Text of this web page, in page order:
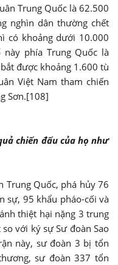
Trung Quốc là 62.500
nghìn dân thường chết
có khoảng dưới 10.000
phía Trung Quốc là
được khoảng 1.600 tù
Việt Nam tham chiến
Sơn.[108]
chiến đấu của họ như
Trung Quốc, phá hủy 76
sự, 95 khẩu pháo-cối và
thiệt hại nặng 3 trung
với ký sự Sư đoàn Sao
này, sư đoàn 3 bị tổn
sư đoàn 337 tổn